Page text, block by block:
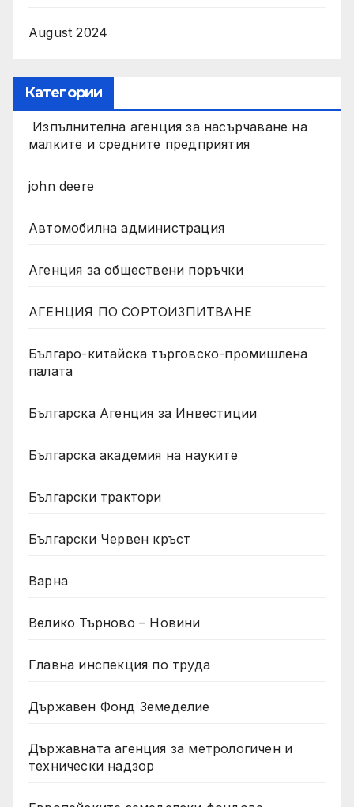
August 2024
Категории
Изпълнителна агенция за насърчаване на
малките и средните предприятия
john deere
Автомобилна администрация
Агенция за обществени поръчки
АГЕНЦИЯ ПО СОРТОИЗПИТВАНЕ
Българо-китайска търговско-промишлена
палата
Българска Агенция за Инвестиции
Българска академия на науките
Български трактори
Български Червен кръст
Варна
Велико Търново – Новини
Главна инспекция по труда
Държавен Фонд Земеделие
Държавната агенция за метрологичен и
технически надзор